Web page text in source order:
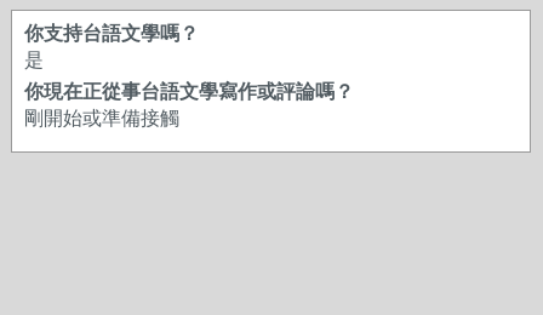
你支持台語文學嗎？
是
你現在正從事台語文學寫作或評論嗎？
剛開始或準備接觸